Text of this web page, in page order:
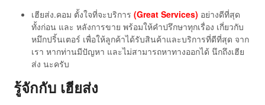
เฮียส่ง.คอม ตั้งใจที่จะบริการ (Great Services) อย่างดีที่สุด
ทั้งก่อน และ หลังการขาย พร้อมให้คำปรึกษาทุกเรื่อง เกี่ยวกับ
หมึกปริ้นเตอร์ เพื่อให้ลูกค้าได้รับสินค้าและบริการที่ดีที่สุด จาก
เรา หากท่านมีปัญหา และไม่สามารถหาทางออกได้ นึกถึงเฮีย
ส่ง นะครับ
รู้จักกับ เฮียส่ง